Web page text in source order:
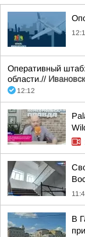
Оперативный
области.//
12:12
В